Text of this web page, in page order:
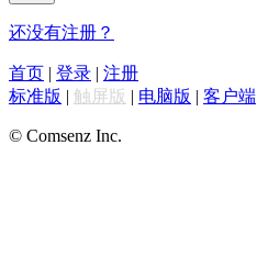
还没有注册？
首页 | 登录 | 注册
标准版 | 触屏版 | 电脑版 | 客户端
© Comsenz Inc.